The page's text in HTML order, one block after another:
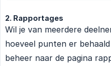
2. Rapportages
Wil je van meerdere
hoeveel punten er
beheer naar de pagina